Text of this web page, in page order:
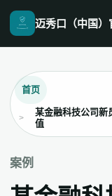
迈秀口（中国）
首页
某金融科技公司新
值
案例